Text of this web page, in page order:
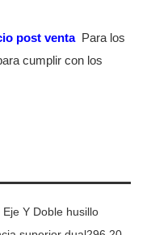
post venta Para los
cumplir con los